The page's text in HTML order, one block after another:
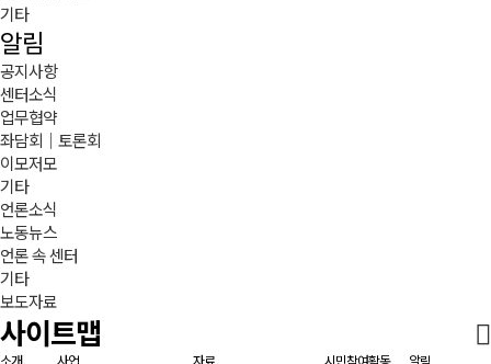
기타
알림
공지사항
센터소식
업무협약
좌담회｜토론회
이모저모
기타
언론소식
노동뉴스
언론 속 센터
기타
보도자료
사이트맵
소개 사업 자료 시민참여활동 알림